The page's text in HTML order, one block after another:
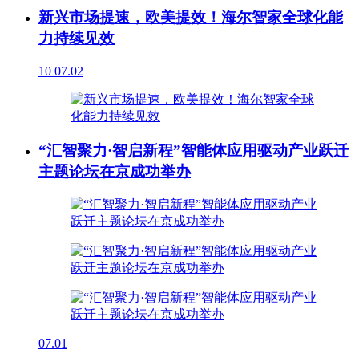
新兴市场提速，欧美提效！海尔智家全球化能
力持续见效
10 07.02
“汇智聚力·智启新程”智能体应用驱动产业跃迁
主题论坛在京成功举办
07.01